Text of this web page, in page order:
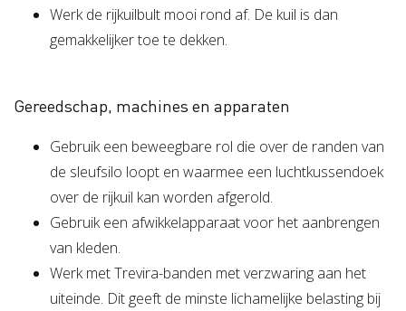
Werk de rijkuilbult mooi rond af. De kuil is dan
gemakkelijker toe te dekken.
Gereedschap, machines en apparaten
Gebruik een beweegbare rol die over de randen van
de sleufsilo loopt en waarmee een luchtkussendoek
over de rijkuil kan worden afgerold.
Gebruik een afwikkelapparaat voor het aanbrengen
van kleden.
Werk met Trevira-banden met verzwaring aan het
uiteinde. Dit geeft de minste lichamelijke belasting bij